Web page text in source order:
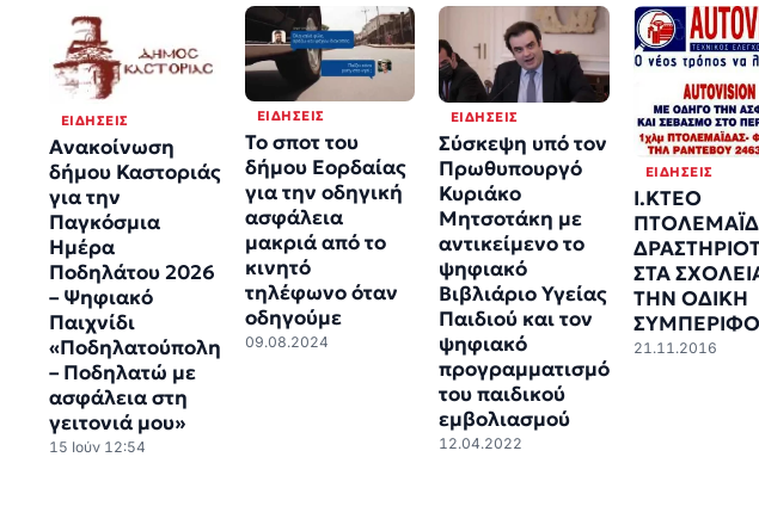
ΕΙΔΉΣΕΙΣ
Ανακοίνωση
δήμου Καστοριάς
για την
Παγκόσμια
Ημέρα
Ποδηλάτου 2026
– Ψηφιακό
Παιχνίδι
«Ποδηλατούπολη
– Ποδηλατώ με
ασφάλεια στη
γειτονιά μου»
15 Ιούν 12:54
ΕΙΔΉΣΕΙΣ
Το σποτ του
δήμου Εορδαίας
για την οδηγική
ασφάλεια
μακριά από το
κινητό
τηλέφωνο όταν
οδηγούμε
09.08.2024
ΕΙΔΉΣΕΙΣ
Σύσκεψη υπό τον
Πρωθυπουργό
Κυριάκο
Μητσοτάκη με
αντικείμενο το
ψηφιακό
Βιβλιάριο Υγείας
Παιδιού και τον
ψηφιακό
προγραμματισμό
του παιδικού
εμβολιασμού
12.04.2022
ΕΙΔΉΣΕΙΣ
Ι.ΚΤΕΟ
ΣΤΑ
ΤΗΝ ΟΔΙΚΗ
21.11.2016